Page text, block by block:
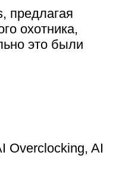
предлагая
охотника,
это были
Overclocking, AI